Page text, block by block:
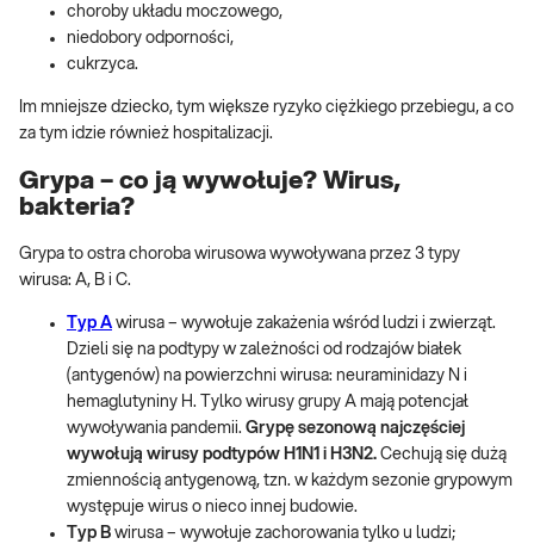
choroby układu moczowego,
niedobory odporności,
cukrzyca.
Im mniejsze dziecko, tym większe ryzyko ciężkiego przebiegu, a co
za tym idzie również hospitalizacji.
Grypa – co ją wywołuje? Wirus,
bakteria?
Grypa to ostra choroba wirusowa wywoływana przez 3 typy
wirusa: A, B i C.
Typ A wirusa – wywołuje zakażenia wśród ludzi i zwierząt.
Dzieli się na podtypy w zależności od rodzajów białek
(antygenów) na powierzchni wirusa: neuraminidazy N i
hemaglutyniny H. Tylko wirusy grupy A mają potencjał
wywoływania pandemii. Grypę sezonową najczęściej
wywołują wirusy podtypów H1N1 i H3N2. Cechują się dużą
zmiennością antygenową, tzn. w każdym sezonie grypowym
występuje wirus o nieco innej budowie.
Typ B wirusa – wywołuje zachorowania tylko u ludzi;